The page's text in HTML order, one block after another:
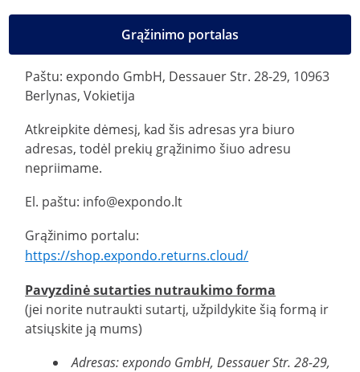
Grąžinimo portalas
Paštu: expondo GmbH, Dessauer Str. 28-29, 10963
Berlynas, Vokietija
Atkreipkite dėmesį, kad šis adresas yra biuro
adresas, todėl prekių grąžinimo šiuo adresu
nepriimame.
El. paštu: info@expondo.lt
Grąžinimo portalu:
https://shop.expondo.returns.cloud/
Pavyzdinė sutarties nutraukimo forma
(jei norite nutraukti sutartį, užpildykite šią formą ir
atsiųskite ją mums)
Adresas: expondo GmbH, Dessauer Str. 28-29,